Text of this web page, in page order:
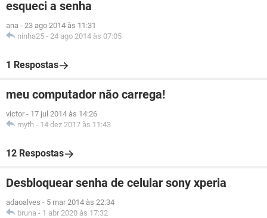
esqueci a senha
ana - 23 ago 2014 às 11:31
ninha25 - 24 ago 2014 às 07:05
1 Respostas
meu computador não carrega!
victor - 17 jul 2014 às 14:26
myth - 14 dez 2017 às 11:43
12 Respostas
Desbloquear senha de celular sony xperia
adaoalves - 5 mar 2014 às 22:34
bruna - 1 abr 2020 às 17:32